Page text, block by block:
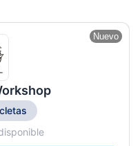
Nuevo